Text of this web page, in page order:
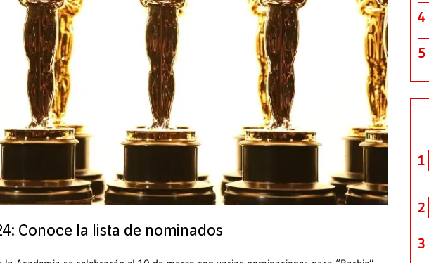
Conoce la lista de nominados
4
5
1
2
3